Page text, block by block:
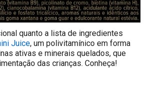
quanto a lista de ingredientes
Juice, um polivitamínico em forma
ativas e minerais quelados, que
das crianças. Conheça!